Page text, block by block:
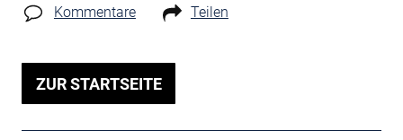
Kommentare Teilen
ZUR STARTSEITE